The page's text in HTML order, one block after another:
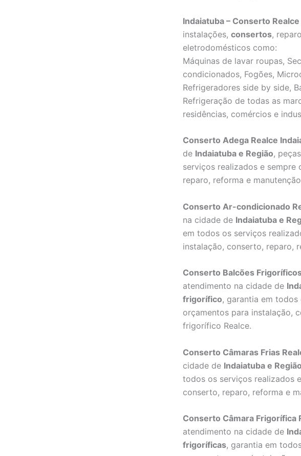
Indaiatuba – Conserto Realce
instalações, consertos,
eletrodomésticos como:
Máquinas de lavar roupas,
condicionados, Fogões,
Refrigeradores side by side,
Refrigeração de todas as
residências, comércios e
Conserto Adega Realce
de Indaiatuba e Região,
serviços realizados e sempre
reparo, reforma e
Conserto Ar-condicionado
na cidade de Indaiatuba e
em todos os serviços
instalação, conserto, reparo,
Conserto Balcões
atendimento na cidade de
frigorífico, garantia em todos
orçamentos para instalação,
frigorífico Realce.
Conserto Câmaras Frias
cidade de Indaiatuba e Região
todos os serviços realizados
conserto, reparo, reforma e
Conserto Câmara Frigorífica
atendimento na cidade de
frigoríficas, garantia em